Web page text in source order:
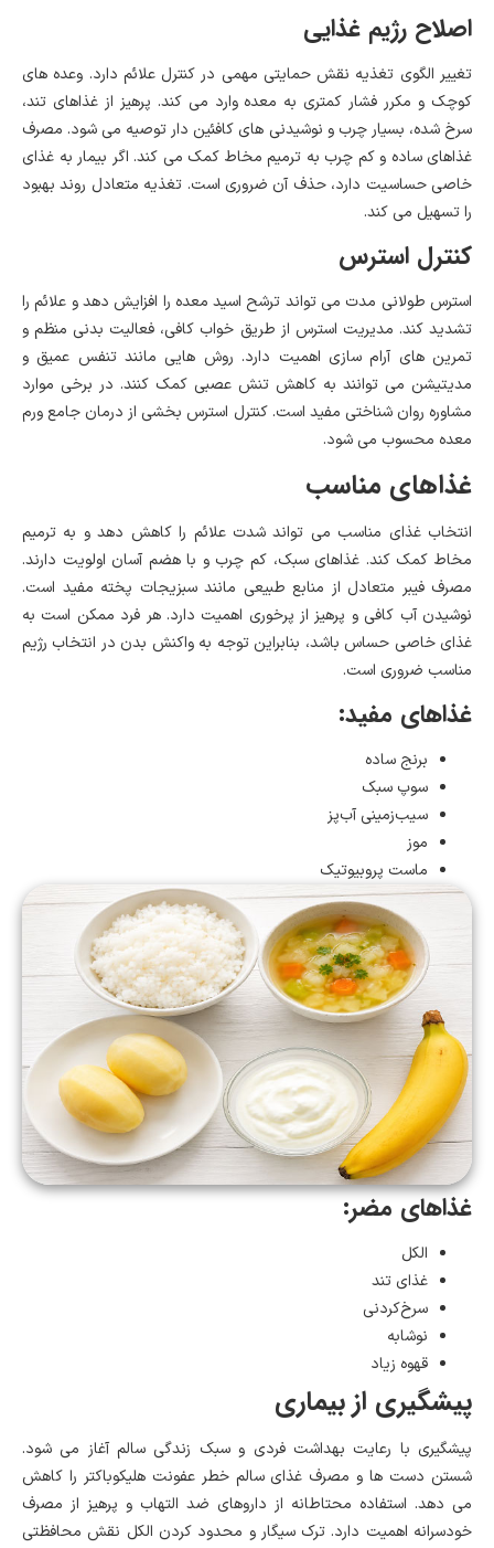
اصلاح رژیم غذایی
تغییر الگوی تغذیه نقش حمایتی مهمی در کنترل علائم دارد. وعده های
کوچک و مکرر فشار کمتری به معده وارد می کند. پرهیز از غذاهای تند،
سرخ شده، بسیار چرب و نوشیدنی های کافئین دار توصیه می شود. مصرف
غذاهای ساده و کم چرب به ترمیم مخاط کمک می کند. اگر بیمار به غذای
خاصی حساسیت دارد، حذف آن ضروری است. تغذیه متعادل روند بهبود
را تسهیل می کند.
کنترل استرس
استرس طولانی مدت می تواند ترشح اسید معده را افزایش دهد و علائم را
تشدید کند. مدیریت استرس از طریق خواب کافی، فعالیت بدنی منظم و
تمرین های آرام سازی اهمیت دارد. روش هایی مانند تنفس عمیق و
مدیتیشن می توانند به کاهش تنش عصبی کمک کنند. در برخی موارد
مشاوره روان شناختی مفید است. کنترل استرس بخشی از درمان جامع ورم
معده محسوب می شود.
غذاهای مناسب
انتخاب غذای مناسب می تواند شدت علائم را کاهش دهد و به ترمیم
مخاط کمک کند. غذاهای سبک، کم چرب و با هضم آسان اولویت دارند.
مصرف فیبر متعادل از منابع طبیعی مانند سبزیجات پخته مفید است.
نوشیدن آب کافی و پرهیز از پرخوری اهمیت دارد. هر فرد ممکن است به
غذای خاصی حساس باشد، بنابراین توجه به واکنش بدن در انتخاب رژیم
مناسب ضروری است.
غذاهای مفید:
برنج ساده
سوپ سبک
سیب‌زمینی آب‌پز
موز
ماست پروبیوتیک
غذاهای مضر:
الکل
غذای تند
سرخ‌کردنی
نوشابه
قهوه زیاد
پیشگیری از بیماری
پیشگیری با رعایت بهداشت فردی و سبک زندگی سالم آغاز می شود.
شستن دست ها و مصرف غذای سالم خطر عفونت هلیکوباکتر را کاهش
می دهد. استفاده محتاطانه از داروهای ضد التهاب و پرهیز از مصرف
خودسرانه اهمیت دارد. ترک سیگار و محدود کردن الکل نقش محافظتی